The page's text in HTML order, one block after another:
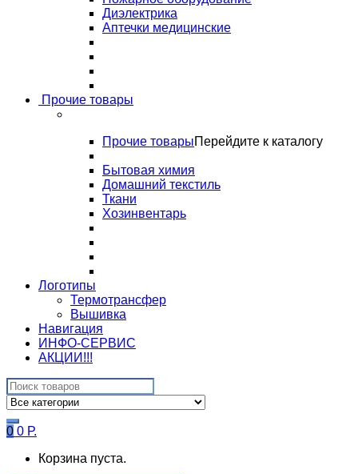
Диэлектрика
Аптечки медицинские
Прочие товары
Прочие товарыПерейдите к каталогу
Бытовая химия
Домашний текстиль
Ткани
Хозинвентарь
Логотипы
Термотрансфер
Вышивка
Навигация
ИНФО-СЕРВИС
АКЦИИ!!!
Search
for:
0 0 Р.
Корзина пуста.